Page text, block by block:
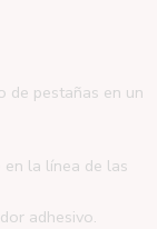
de pestañas en un
la línea de las
adhesivo.